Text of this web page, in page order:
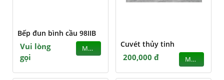
Bếp đun bình cầu 98IIB
Vui lòng
gọi
MUA Cuvét thủy tinh
200,000 đ MUA